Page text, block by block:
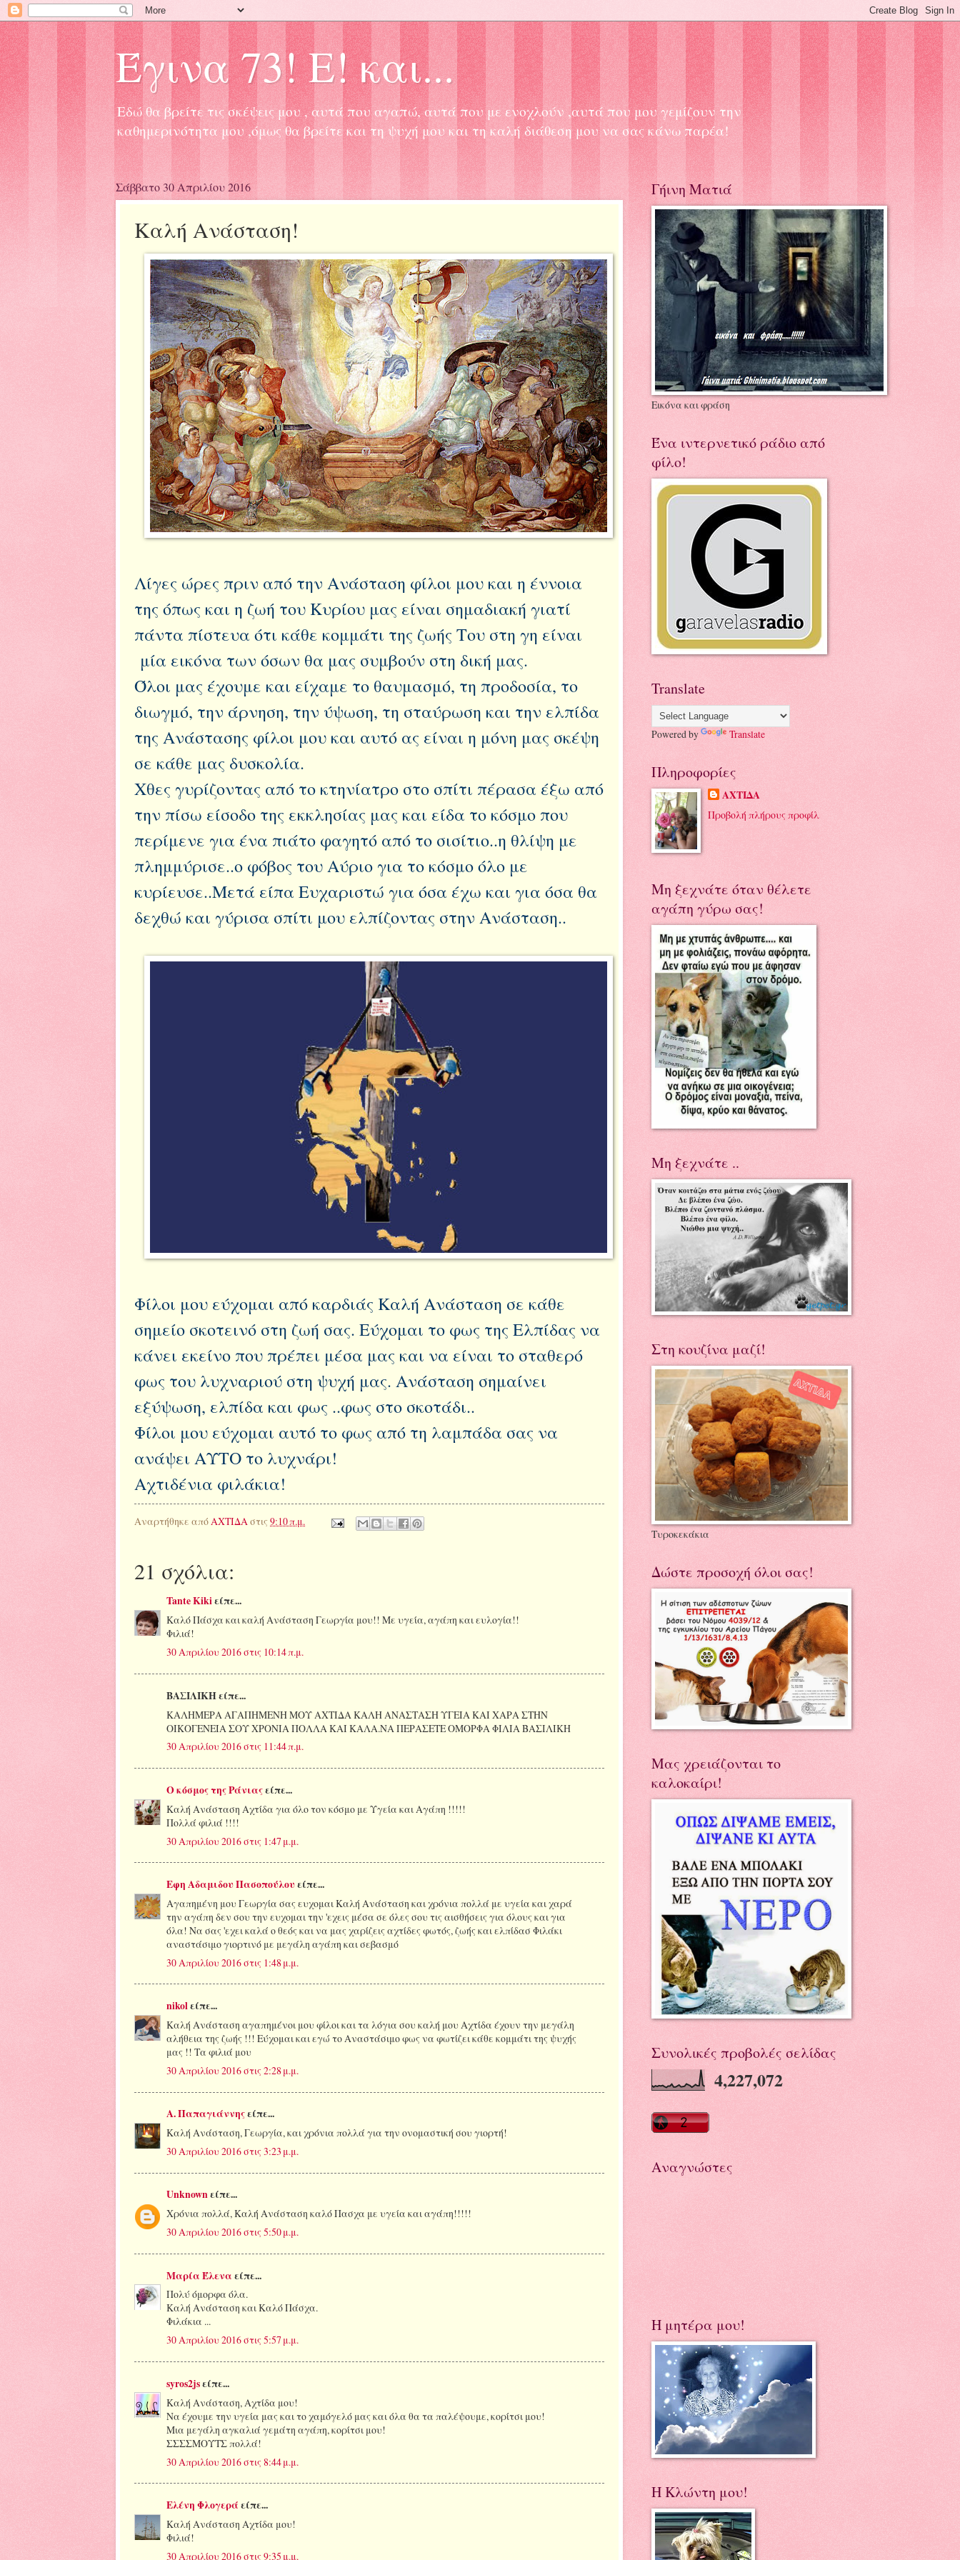
Έγινα 73! Ε! και...
Εδώ θα βρείτε τις σκέψεις μου , αυτά που αγαπώ, αυτά που με ενοχλούν ,αυτά που μου γεμίζουν την
καθημερινότητα μου ,όμως θα βρείτε και τη ψυχή μου και τη καλή διάθεση μου να σας κάνω παρέα!
Σάββατο 30 Απριλίου 2016
Καλή Ανάσταση!
Λίγες ώρες πριν από την Ανάσταση φίλοι μου και η έννοια
της όπως και η ζωή του Κυρίου μας είναι σημαδιακή γιατί
πάντα πίστευα ότι κάθε κομμάτι της ζωής Του στη γη είναι
μία εικόνα των όσων θα μας συμβούν στη δική μας.
Όλοι μας έχουμε και είχαμε το θαυμασμό, τη προδοσία, το
διωγμό, την άρνηση, την ύψωση, τη σταύρωση και την ελπίδα
της Ανάστασης φίλοι μου και αυτό ας είναι η μόνη μας σκέψη
σε κάθε μας δυσκολία.
Χθες γυρίζοντας από το κτηνίατρο στο σπίτι πέρασα έξω από
την πίσω είσοδο της εκκλησίας μας και είδα το κόσμο που
περίμενε για ένα πιάτο φαγητό από το σισίτιο..η θλίψη με
πλημμύρισε..ο φόβος του Αύριο για το κόσμο όλο με
κυρίευσε..Μετά είπα Ευχαριστώ για όσα έχω και για όσα θα
δεχθώ και γύρισα σπίτι μου ελπίζοντας στην Ανάσταση..
Φίλοι μου εύχομαι από καρδιάς Καλή Ανάσταση σε κάθε
σημείο σκοτεινό στη ζωή σας. Εύχομαι το φως της Ελπίδας να
κάνει εκείνο που πρέπει μέσα μας και να είναι το σταθερό
φως του λυχναριού στη ψυχή μας. Ανάσταση σημαίνει
εξύψωση, ελπίδα και φως ..φως στο σκοτάδι..
Φίλοι μου εύχομαι αυτό το φως από τη λαμπάδα σας να
ανάψει ΑΥΤΟ το λυχνάρι!
Αχτιδένια φιλάκια!
Αναρτήθηκε απόΑΧΤΙΔΑστις 9:10 π.μ.
21 σχόλια:
Tante Kikiείπε...
Καλό Πάσχα και καλή Ανάσταση Γεωργία μου!! Με υγεία, αγάπη και ευλογία!!
Φιλιά!
30 Απριλίου 2016 στις 10:14 π.μ.
ΒΑΣΙΛΙΚΗ είπε...
ΚΑΛΗΜΕΡΑ ΑΓΑΠΗΜΕΝΗ ΜΟΥ ΑΧΤΙΔΑ ΚΑΛΗ ΑΝΑΣΤΑΣΗ ΥΓΕΙΑ ΚΑΙ ΧΑΡΑ ΣΤΗΝ
ΟΙΚΟΓΕΝΕΙΑ ΣΟΥ ΧΡΟΝΙΑ ΠΟΛΛΑ ΚΑΙ ΚΑΛΑ.ΝΑ ΠΕΡΑΣΕΤΕ ΟΜΟΡΦΑ ΦΙΛΙΑ ΒΑΣΙΛΙΚΗ
30 Απριλίου 2016 στις 11:44 π.μ.
Ο κόσμος της Ράνιαςείπε...
Καλή Ανάσταση Αχτίδα για όλο τον κόσμο με Υγεία και Αγάπη !!!!!
Πολλά φιλιά !!!!
30 Απριλίου 2016 στις 1:47 μ.μ.
Εφη Αδαμιδου Πασοπούλουείπε...
Αγαπημένη μου Γεωργία σας ευχομαι Καλή Ανάσταση και χρόνια πολλά με υγεία και χαρά
την αγάπη δεν σου την ευχομαι την 'εχεις μέσα σε όλες σου τις αισθήσεις για όλους και για
όλα! Να σας 'εχει καλά ο θεός και να μας χαρίζεις αχτίδες φωτός, ζωής και ελπίδασ Φιλάκι
αναστάσιμο γιορτινό με μεγάλη αγάπη και σεβασμό
30 Απριλίου 2016 στις 1:48 μ.μ.
nikolείπε...
Καλή Ανάσταση αγαπημένοι μου φίλοι και τα λόγια σου καλή μου Αχτίδα έχουν την μεγάλη
αλήθεια της ζωής !!! Εύχομαι και εγώ το Αναστάσιμο φως να φωτίζει κάθε κομμάτι της ψυχής
μας !! Τα φιλιά μου
30 Απριλίου 2016 στις 2:28 μ.μ.
Α. Παπαγιάννηςείπε...
Καλή Ανάσταση, Γεωργία, και χρόνια πολλά για την ονομαστική σου γιορτή!
30 Απριλίου 2016 στις 3:23 μ.μ.
Unknownείπε...
Χρόνια πολλά, Καλή Ανάσταση καλό Πασχα με υγεία και αγάπη!!!!!
30 Απριλίου 2016 στις 5:50 μ.μ.
Μαρία Έλενα είπε...
Πολύ όμορφα όλα.
Καλή Ανάσταση και Καλό Πάσχα.
Φιλάκια ...
30 Απριλίου 2016 στις 5:57 μ.μ.
syros2jsείπε...
Καλή Ανάσταση, Αχτίδα μου!
Να έχουμε την υγεία μας και το χαμόγελό μας και όλα θα τα παλέψουμε, κορίτσι μου!
Μια μεγάλη αγκαλιά γεμάτη αγάπη, κορίτσι μου!
ΣΣΣΣΜΟΥΤΣ πολλά!
30 Απριλίου 2016 στις 8:44 μ.μ.
Ελένη Φλογερά είπε...
Καλή Ανάσταση Αχτίδα μου!
Φιλιά!
30 Απριλίου 2016 στις 9:35 μ.μ.
Γήινη Ματιά
Εικόνα και φράση
Ένα ιντερνετικό ράδιο από
φίλο!
Translate
Powered by Translate
Πληροφορίες
ΑΧΤΙΔΑ
Προβολή πλήρους προφίλ
Μη ξεχνάτε όταν θέλετε
αγάπη γύρω σας!
Μη ξεχνάτε ..
Στη κουζίνα μαζί!
Τυροκεκάκια
Δώστε προσοχή όλοι σας!
Μας χρειάζονται το
καλοκαίρι!
Συνολικές προβολές σελίδας
4,227,072
Αναγνώστες
Η μητέρα μου!
Η Κλώντη μου!